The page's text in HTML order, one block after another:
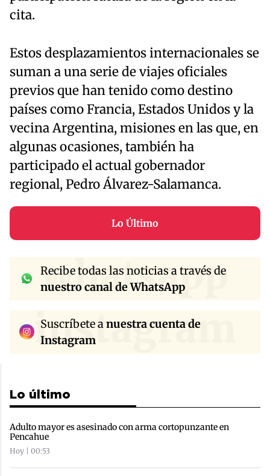
cita.
Estos desplazamientos internacionales se
suman a una serie de viajes oficiales
previos que han tenido como destino
países como Francia, Estados Unidos y la
vecina Argentina, misiones en las que, en
algunas ocasiones, también ha
participado el actual gobernador
regional, Pedro Álvarez-Salamanca.
Lo Último
whatsapp
Recibe todas las noticias a través de
nuestro canal de WhatsApp
instagram
Suscríbete anuestra cuenta de
Instagram
Lo último
Adulto mayor es asesinado con arma cortopunzante en
Pencahue
Hoy | 00:53